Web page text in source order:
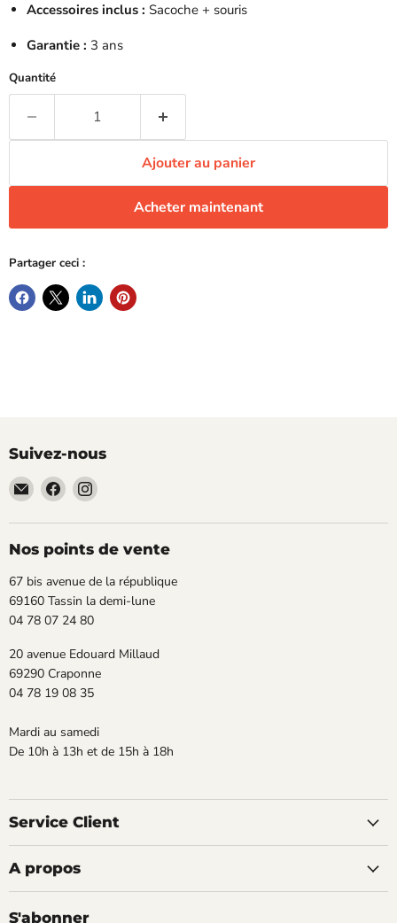
Accessoires inclus : Sacoche + souris
Garantie : 3 ans
Quantité
Ajouter au panier
Acheter maintenant
Partager ceci :
Suivez-nous
Email
TECLAB
Trouvez-
nous
sur
Facebook
Trouvez-
sur
Instagram
Nos points de vente
67 bis avenue de la république
69160 Tassin la demi-lune
04 78 07 24 80
20 avenue Edouard Millaud
69290 Craponne
04 78 19 08 35
Mardi au samedi
De 10h à 13h et de 15h à 18h
Service Client
A propos
S'abonner